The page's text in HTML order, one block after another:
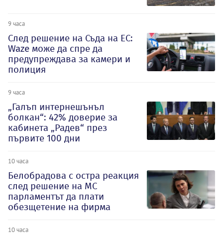
9 часа
След решение на Съда на ЕС:
Waze може да спре да
предупреждава за камери и
полиция
9 часа
„Галъп интернешънъл
болкан“: 42% доверие за
кабинета „Радев“ през
първите 100 дни
10 часа
Белобрадова с остра реакция
след решение на МС
парламентът да плати
обезщетение на фирма
10 часа